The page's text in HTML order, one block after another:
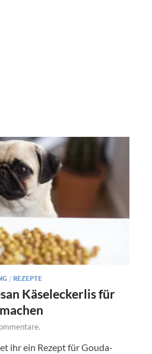
/ REZEPTE
Käseleckerlis für
ihr ein Rezept für Gouda-